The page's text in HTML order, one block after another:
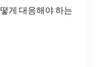
게 대응해야 하는